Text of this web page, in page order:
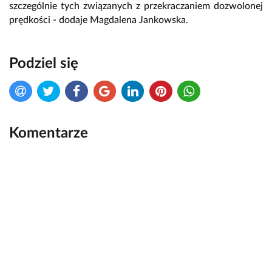
szczególnie tych związanych z przekraczaniem dozwolonej
prędkości - dodaje Magdalena Jankowska.
Podziel się
Komentarze